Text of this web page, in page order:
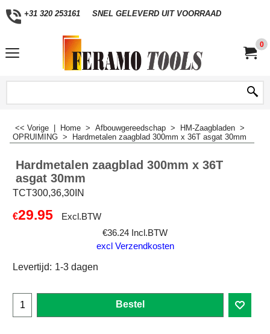
+31 320 253161 SNEL GELEVERD UIT VOORRAAD
0
<< Vorige Home > Afbouwgereedschap > HM-Zaagbladen >
OPRUIMING > Hardmetalen zaagblad 300mm x 36T asgat 30mm
Hardmetalen zaagblad 300mm x 36T
asgat 30mm
TCT300,36,30IN
€29.95
Excl.BTW
€36.24 Incl.BTW
excl Verzendkosten
Levertijd: 1-3 dagen
Bestel